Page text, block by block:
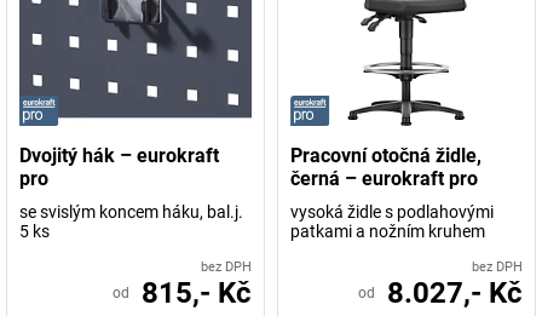
Dvojitý hák – eurokraft
pro
se svislým koncem háku, bal.j.
5 ks
bez DPH
od 815,- Kč
Pracovní otočná židle,
černá – eurokraft pro
vysoká židle s podlahovými
patkami a nožním kruhem
bez DPH
od 8.027,- Kč